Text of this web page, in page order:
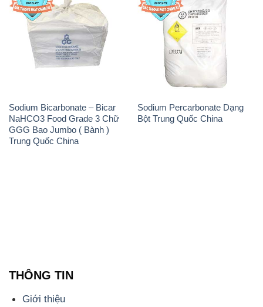
Sodium Bicarbonate – Bicar
NaHCO3 Food Grade 3 Chữ
GGG Bao Jumbo ( Bành )
Trung Quốc China
Sodium Percarbonate Dạng
Bột Trung Quốc China
THÔNG TIN
Giới thiệu